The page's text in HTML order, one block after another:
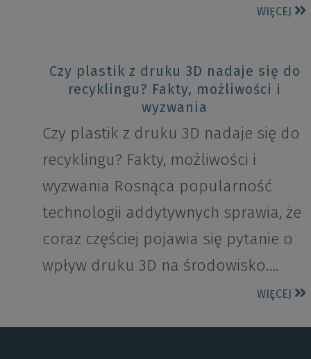
WIĘCEJ
Czy plastik z druku 3D nadaje się do
recyklingu? Fakty, możliwości i
wyzwania
Czy plastik z druku 3D nadaje się do
recyklingu? Fakty, możliwości i
wyzwania Rosnąca popularność
technologii addytywnych sprawia, że
coraz częściej pojawia się pytanie o
wpływ druku 3D na środowisko….
WIĘCEJ